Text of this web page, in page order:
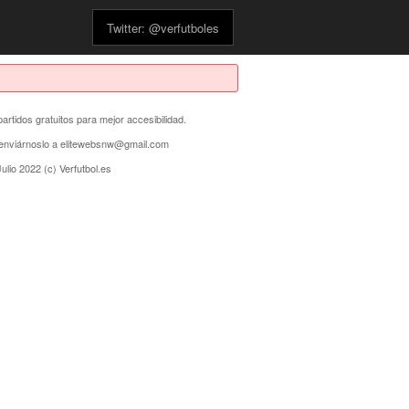
Twitter: @verfutboles
gratuitos para mejor accesibilidad.
a elitewebsnw@gmail.com
2022 (c) Verfutbol.es